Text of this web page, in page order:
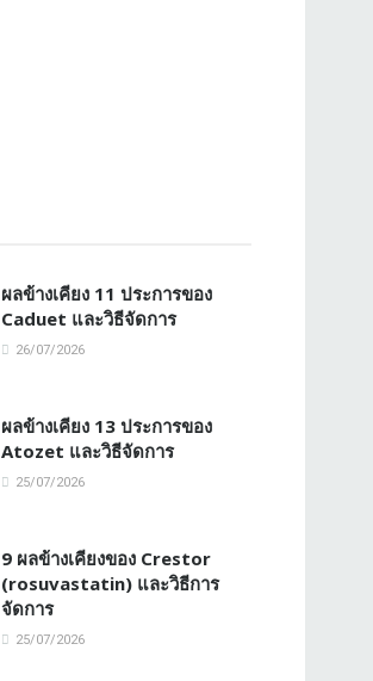
ผลข้างเคียง 11 ประการของ
Caduet และวิธีจัดการ
26/07/2026
ผลข้างเคียง 13 ประการของ
Atozet และวิธีจัดการ
25/07/2026
9 ผลข้างเคียงของ Crestor
(rosuvastatin) และวิธีการ
จัดการ
25/07/2026